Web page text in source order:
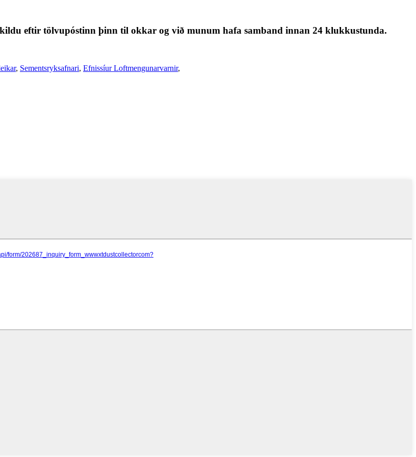
eftir tölvupóstinn þinn til okkar og við munum hafa samband innan 24 klukkustunda.
, Sementsryksafnari, Efnissíur Loftmengunarvarnir,